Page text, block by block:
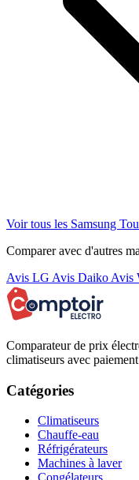
Voir tous les Samsung
Comparer avec d'autres
Avis LG Avis Daiko Avis
Comparateur de prix
climatiseurs avec
Catégories
Climatiseurs
Chauffe-eau
Réfrigérateurs
Machines à laver